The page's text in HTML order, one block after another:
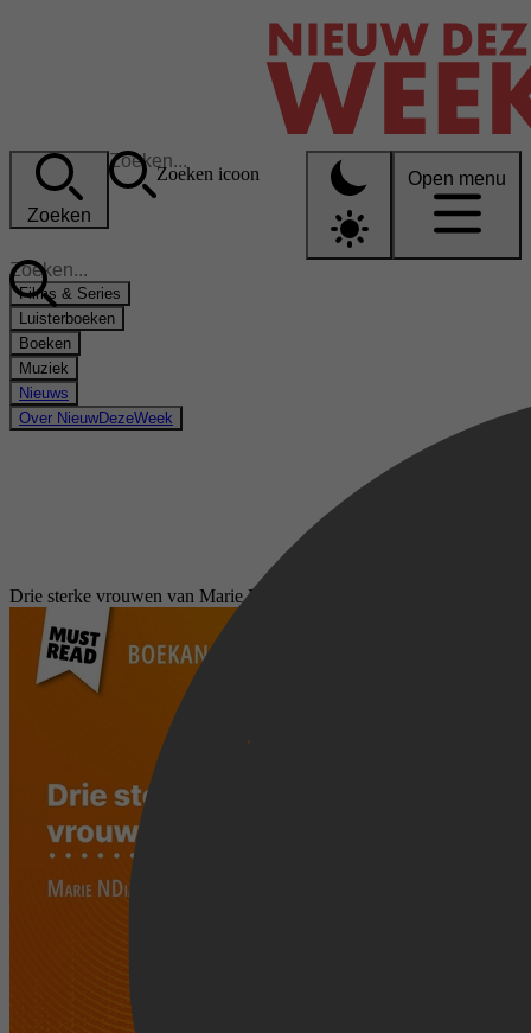
Zoeken
Zoeken icoon Open menu
Films & Series
Luisterboeken
Boeken
Muziek
Nieuws
Over NieuwDezeWeek
Drie sterke vrouwen van Marie NDiaye (Boekanalyse)